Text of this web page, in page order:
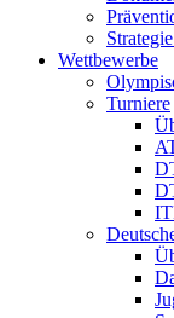
Wettbewerbe
Turniere